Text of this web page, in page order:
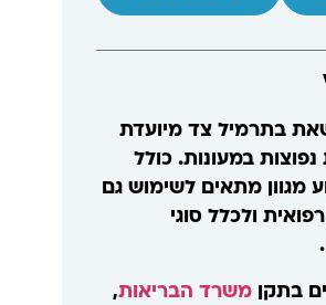
בתרמיל צד מיועדת
במעונות. כולל
מגוון מתאים לשימוש גם
ולכלל סוגי
בתקןמשרד הבריאות,